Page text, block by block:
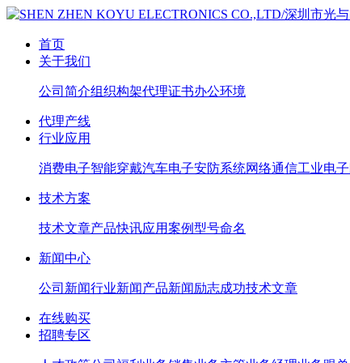
首页
关于我们
公司简介组织构架代理证书办公环境
代理产线
行业应用
消费电子智能穿戴汽车电子安防系统网络通信工业电子
技术方案
技术文章产品快讯应用案例型号命名
新闻中心
公司新闻行业新闻产品新闻励志成功技术文章
在线购买
招聘专区